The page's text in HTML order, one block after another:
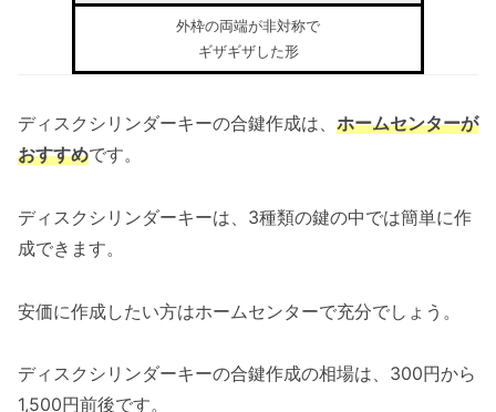
外枠の両端が非対称で
ギザギザした形
ディスクシリンダーキーの合鍵作成は、 ホームセンターが
おすすめです。
ディスクシリンダーキーは、3種類の鍵の中では簡単に作
成できます。
安価に作成したい方はホームセンターで充分でしょう。
ディスクシリンダーキーの合鍵作成の相場は、300円から
1,500円前後です。